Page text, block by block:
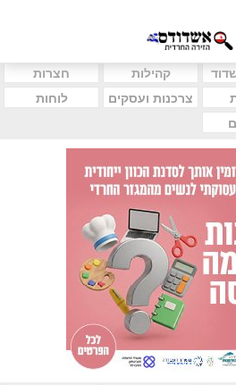
קהילות
חצרות
צרכנות ועסקים
לוחות